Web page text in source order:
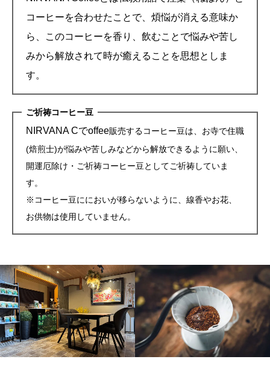
コーヒーを合わせたことで、煩悩が消える意味か
ら、このコーヒーを香り、飲むことで悩みや苦し
みから解放されて時が癒えることを思想としま
す。
ご祈祷コーヒー豆
NIRVANA Cでoffee販売するコーヒー豆は、お寺で住職
(焙煎士)が悩みや苦しみなどから解放できるように願い、
開運厄除け・ご祈祷コーヒー豆としてご祈祷していま
す。
※コーヒー豆ににおいが移らないように、線香やお花、
お供物は使用していません。